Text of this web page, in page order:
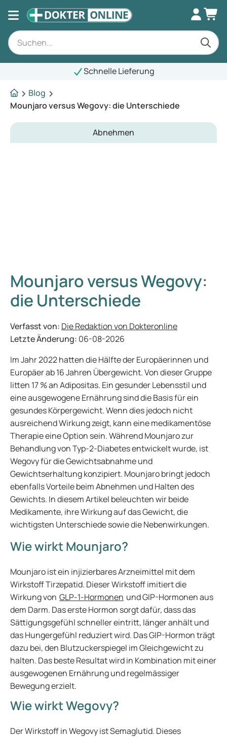
Schnelle Lieferung
Blog
Mounjaro versus Wegovy: die Unterschiede
Abnehmen
Mounjaro versus Wegovy:
die Unterschiede
Verfasst von: Die Redaktion von Dokteronline
Letzte Änderung: 06-08-2026
Im Jahr 2022 hatten die Hälfte der Europäerinnen und
Europäer ab 16 Jahren Übergewicht. Von dieser Gruppe
litten 17 % an Adipositas. Ein gesunder Lebensstil und
eine ausgewogene Ernährung sind die Basis für ein
gesundes Körpergewicht. Wenn dies jedoch nicht
ausreichend Wirkung zeigt, kann eine medikamentöse
Therapie eine Option sein. Während Mounjaro zur
Behandlung von Typ-2-Diabetes entwickelt wurde, ist
Wegovy für die Gewichtsabnahme und
Gewichtserhaltung konzipiert. Mounjaro bringt jedoch
ebenfalls Vorteile beim Abnehmen und Halten des
Gewichts. In diesem Artikel beleuchten wir beide
Medikamente, ihre Wirkung auf das Gewicht, die
wichtigsten Unterschiede sowie die Nebenwirkungen.
Wie wirkt Mounjaro?
Mounjaro ist ein injizierbares Arzneimittel mit dem
Wirkstoff Tirzepatid. Dieser Wirkstoff imitiert die
Wirkung von GLP-1-Hormonen und GIP-Hormonen aus
dem Darm. Das erste Hormon sorgt dafür, dass das
Sättigungsgefühl schneller eintritt, länger anhält und
das Hungergefühl reduziert wird. Das GIP-Hormon trägt
dazu bei, den Blutzuckerspiegel im Gleichgewicht zu
halten. Das beste Resultat wird in Kombination mit einer
ausgewogenen Ernährung und regelmässiger
Bewegung erzielt.
Wie wirkt Wegovy?
Der Wirkstoff in Wegovy ist Semaglutid. Dieses